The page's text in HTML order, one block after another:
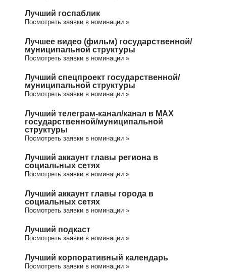
Лучший госпаблик
Посмотреть заявки в номинации »
Лучшее видео (фильм) государственной/
муниципальной структуры
Посмотреть заявки в номинации »
Лучший спецпроект государственной/
муниципальной структуры
Посмотреть заявки в номинации »
Лучший телеграм-канал/канал в МАХ
государственной/муниципальной
структуры
Посмотреть заявки в номинации »
Лучший аккаунт главы региона в
социальных сетях
Посмотреть заявки в номинации »
Лучший аккаунт главы города в
социальных сетях
Посмотреть заявки в номинации »
Лучший подкаст
Посмотреть заявки в номинации »
Лучший корпоративный календарь
Посмотреть заявки в номинации »